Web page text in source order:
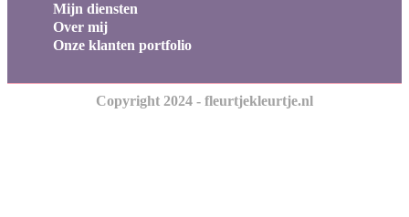
Mijn diensten
Over mij
Onze klanten portfolio
Copyright 2024 - fleurtjekleurtje.nl